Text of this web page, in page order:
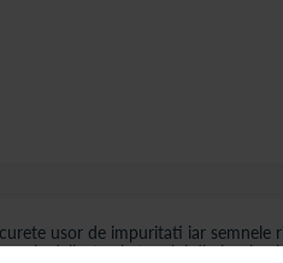
usor de impuritati iar semnele
delicate ale tenului din jurul